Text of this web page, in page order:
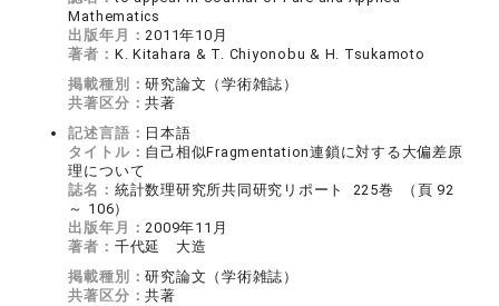
Mathematics
出版年月：2011年10月
著者： K. Kitahara & T. Chiyonobu & H. Tsukamoto
掲載種別：研究論文（学術雑誌）
共著区分：共著
記述言語： 日本語
タイトル： 自己相似Fragmentation連鎖に対する大偏差原
理について
誌名： 統計数理研究所共同研究リポート 225巻 （頁 92
～ 106）
出版年月：2009年11月
著者： 千代延 大造
掲載種別：研究論文（学術雑誌）
共著区分：共著